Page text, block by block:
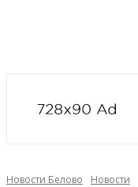
Новости Белово Новости